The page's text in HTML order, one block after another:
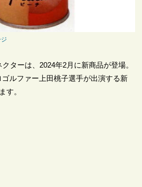
ターは、2024年2月に新商品が登場。
ルファー上田桃子選手が出演する新
す。